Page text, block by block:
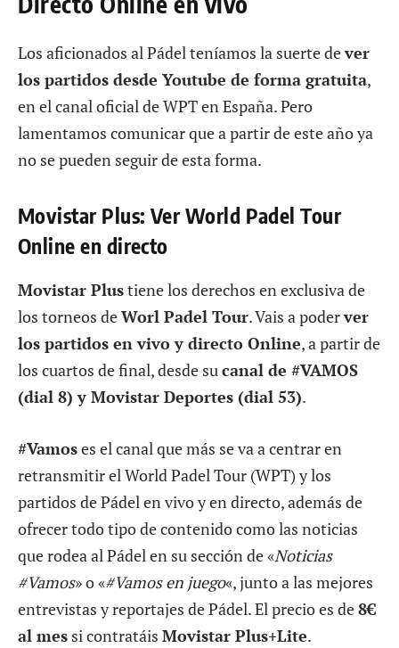
Los aficionados al Pádel teníamos la suerte dever
los partidos desde Youtube de forma gratuita,
en el canal oficial de WPT en España. Pero
lamentamos comunicar que a partir de este año ya
no se pueden seguir de esta forma.
Movistar Plus: Ver World Padel Tour
Online en directo
Movistar Plustiene los derechos en exclusiva de
los torneos deWorl Padel Tour. Vais a poderver
los partidos en vivo y directo Online, a partir de
los cuartos de final, desde sucanal de #VAMOS
(dial 8) y Movistar Deportes (dial 53).
#Vamoses el canal que más se va a centrar en
retransmitir el World Padel Tour (WPT) y los
partidos de Pádel en vivo y en directo, además de
ofrecer todo tipo de contenido como las noticias
que rodea al Pádel en su sección de «Noticias
#Vamos» o «#Vamos en juego«, junto a las mejores
entrevistas y reportajes de Pádel. El precio es de8€
al mes si contratáis Movistar Plus+Lite.